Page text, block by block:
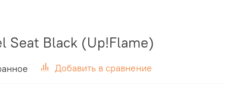
Seat Black (Up!Flame)
Добавить в сравнение